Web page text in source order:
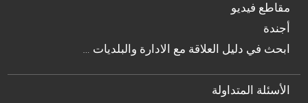
مقاطع فيديو
أجندة
… ابحث في دليل العلاقة مع الادارة والبلديات
الأسئلة المتداولة